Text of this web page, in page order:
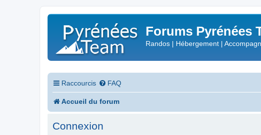
Forums Pyrénées
Randos | Hébergement |
Raccourcis FAQ
Accueil du forum
Connexion